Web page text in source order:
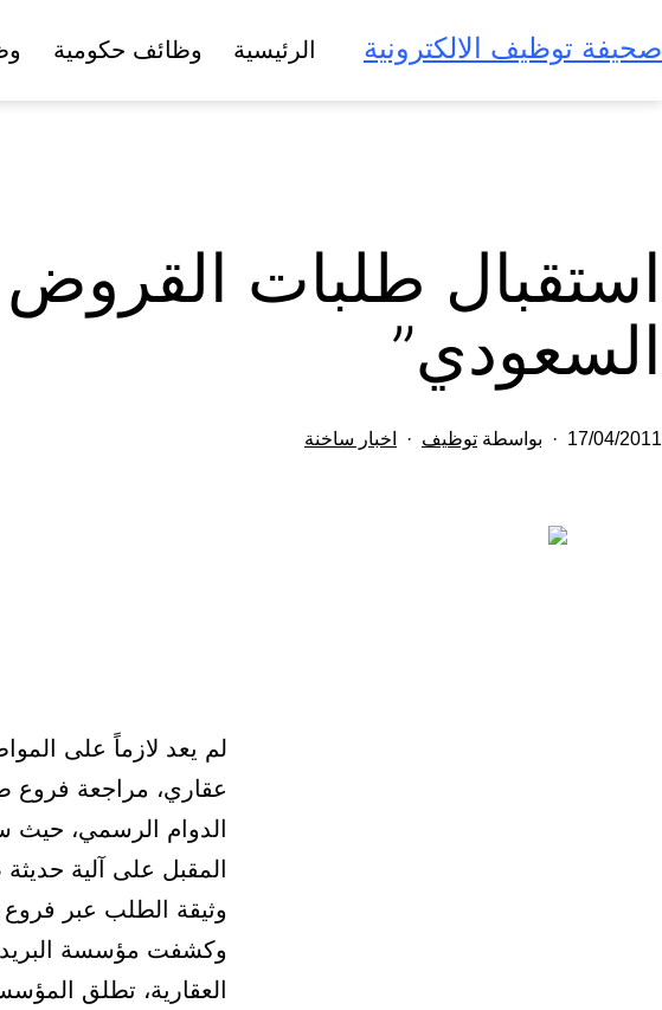
إلى
المحتوى
صحيفة توظيف الالكترونية الرئيسية وظائف حكومية
استقبال طلبات القروض
السعودي”
تم
17/04/2011 بواسطة توظيف اخبار ساخنة
لم يعد لازماً على
عقاري، مراجعة فروع
الدوام الرسمي، حيث
المقبل على آلية
وثيقة الطلب عبر
وكشفت مؤسسة البريد
العقارية، تطلق